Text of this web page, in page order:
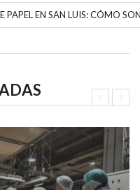
PAPEL EN SAN LUIS: CÓMO